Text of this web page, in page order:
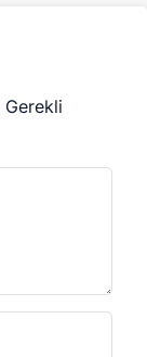
Gerekli